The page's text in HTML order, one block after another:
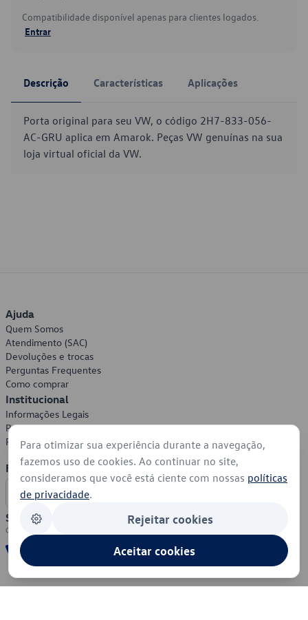
Compatibilidade disponível apenas para clientes logados.
Entrar
Descrição Características Aplicações
Porta original para seu VW, o código 2H7-833-056-
AC-GRU aplica em Amarok. Peças VW genuínas na sua
loja virtual oficial da VW.
Ajuda
Quem Somos
Atendimento (SAC)
Devoluções e trocas
Perguntas Frequentes
Como comprar
Institucional
Informações Legais
Política de Privacidade
Política de Cookies
Formas de Pagamento
Segurança
Para otimizar sua experiência durante a navegação,
fazemos uso de cookies. Ao continuar no site,
consideramos que você está ciente com nossas políticas
de privacidade.
Rejeitar cookies
Aceitar cookies